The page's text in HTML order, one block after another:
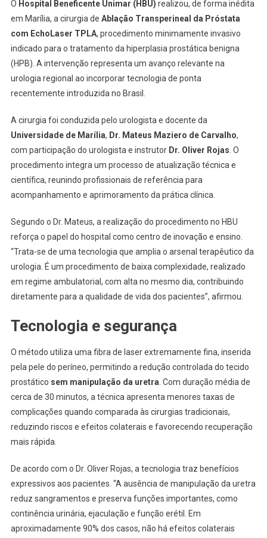
O Hospital Beneficente Unimar (HBU) realizou, de forma inédita
em Marília, a cirurgia de Ablação Transperineal da Próstata
com EchoLaser TPLA, procedimento minimamente invasivo
indicado para o tratamento da hiperplasia prostática benigna
(HPB). A intervenção representa um avanço relevante na
urologia regional ao incorporar tecnologia de ponta
recentemente introduzida no Brasil.
A cirurgia foi conduzida pelo urologista e docente da
Universidade de Marília, Dr. Mateus Maziero de Carvalho,
com participação do urologista e instrutor Dr. Oliver Rojas. O
procedimento integra um processo de atualização técnica e
científica, reunindo profissionais de referência para
acompanhamento e aprimoramento da prática clínica.
Segundo o Dr. Mateus, a realização do procedimento no HBU
reforça o papel do hospital como centro de inovação e ensino.
“Trata-se de uma tecnologia que amplia o arsenal terapêutico da
urologia. É um procedimento de baixa complexidade, realizado
em regime ambulatorial, com alta no mesmo dia, contribuindo
diretamente para a qualidade de vida dos pacientes”, afirmou.
Tecnologia e segurança
O método utiliza uma fibra de laser extremamente fina, inserida
pela pele do períneo, permitindo a redução controlada do tecido
prostático sem manipulação da uretra. Com duração média de
cerca de 30 minutos, a técnica apresenta menores taxas de
complicações quando comparada às cirurgias tradicionais,
reduzindo riscos e efeitos colaterais e favorecendo recuperação
mais rápida.
De acordo com o Dr. Oliver Rojas, a tecnologia traz benefícios
expressivos aos pacientes. “A ausência de manipulação da uretra
reduz sangramentos e preserva funções importantes, como
continência urinária, ejaculação e função erétil. Em
aproximadamente 90% dos casos, não há efeitos colaterais